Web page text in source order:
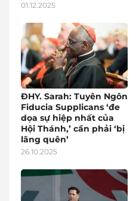
01.12.2025
ĐHY. Sarah: Tuyên Ngôn
Fiducia Supplicans ‘đe
dọa sự hiệp nhất của
Hội Thánh,’ cần phải ‘bị
lãng quên’
26.10.2025